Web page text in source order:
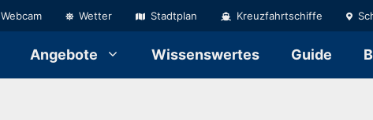
Webcam Wetter Stadtplan Kreuzfahrtschiffe
Angebote Wissenswertes Guide